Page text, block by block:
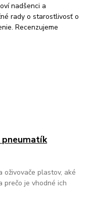
tepovania koberceky
nadšenci a
rady o starostlivosť o
Recenzujeme
pneumatík
oživovače plastov, aké
prečo je vhodné ich